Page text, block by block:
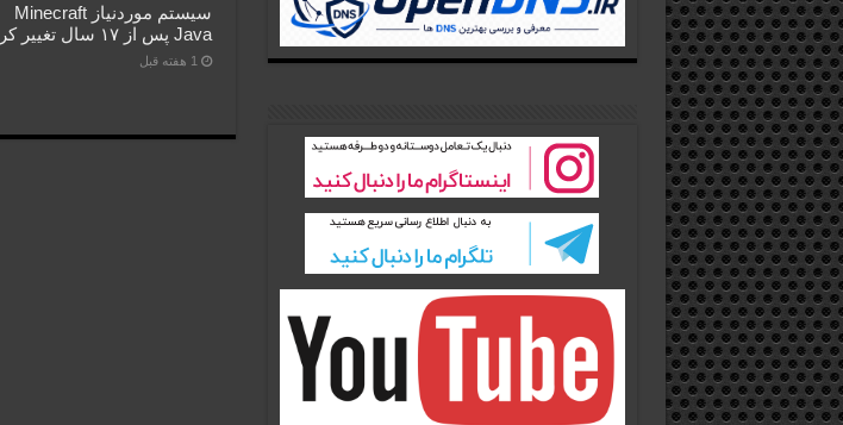
سیستم موردنیاز Minecraft
Java پس از ۱۷ سال تغییر کرد
1 هفته قبل